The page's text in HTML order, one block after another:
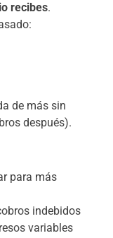
recibes.
de más sin
después).
para más
indebidos
variables